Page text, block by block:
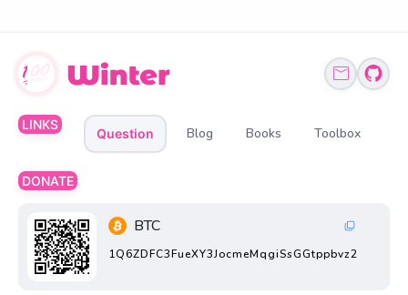
LINKS
Question Blog Books Toolbox
DONATE
BTC
1Q6ZDFC3FueXY3JocmeMqgiSsGGtppbvz2